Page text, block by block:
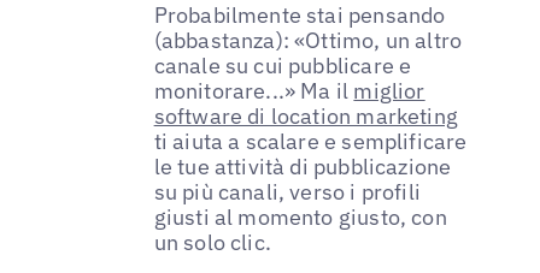
Probabilmente stai pensando
(abbastanza): «Ottimo, un altro
canale su cui pubblicare e
monitorare...» Ma il miglior
software di location marketing
ti aiuta a scalare e semplificare
le tue attività di pubblicazione
su più canali, verso i profili
giusti al momento giusto, con
un solo clic.